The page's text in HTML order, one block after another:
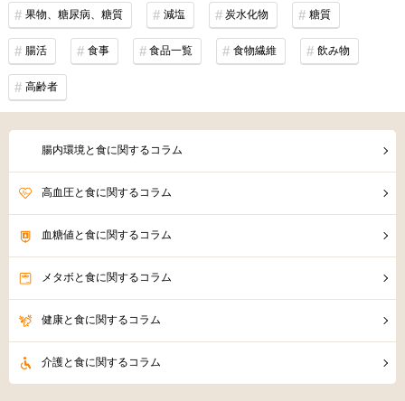
果物、糖尿病、糖質 減塩 炭水化物 糖質
腸活 食事 食品一覧 食物繊維 飲み物
高齢者
腸内環境と食に関するコラム
高血圧と食に関するコラム
血糖値と食に関するコラム
メタボと食に関するコラム
健康と食に関するコラム
介護と食に関するコラム